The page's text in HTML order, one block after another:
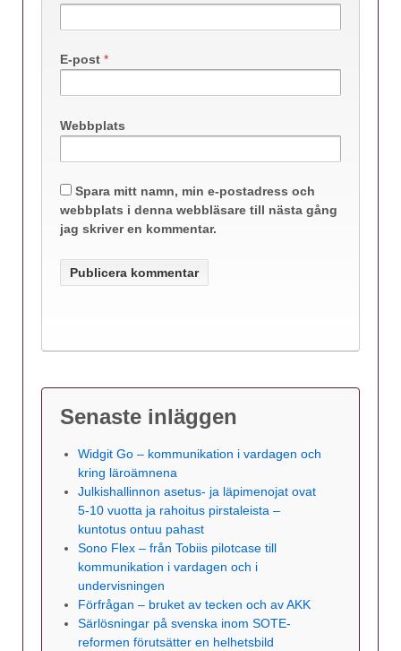
E-post *
Webbplats
Spara mitt namn, min e-postadress och
webbplats i denna webbläsare till nästa gång
jag skriver en kommentar.
Senaste inläggen
Widgit Go – kommunikation i vardagen och
kring läroämnena
Julkishallinnon asetus- ja läpimenojat ovat
5-10 vuotta ja rahoitus pirstaleista –
kuntotus ontuu pahast
Sono Flex – från Tobiis pilotcase till
kommunikation i vardagen och i
undervisningen
Förfrågan – bruket av tecken och av AKK
Särlösningar på svenska inom SOTE-
reformen förutsätter en helhetsbild